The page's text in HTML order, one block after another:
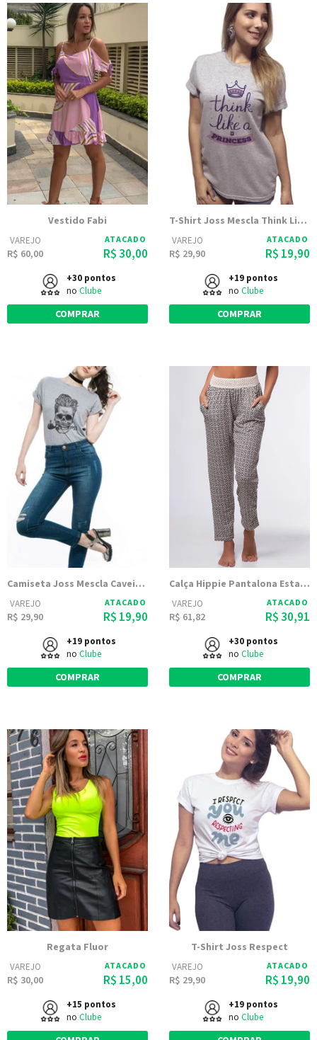
Vestido Fabi
VAREJO
R$ 60,00
ATACADO
R$ 30,00
+30 pontos
no Clube
COMPRAR
T-Shirt Joss Mescla Think Like a Pricess
VAREJO
R$ 29,90
ATACADO
R$ 19,90
+19 pontos
no Clube
COMPRAR
Camiseta Joss Mescla Caveira Charuto
VAREJO
R$ 29,90
ATACADO
R$ 19,90
+19 pontos
no Clube
COMPRAR
Calça Hippie Pantalona Estampada | 2305
VAREJO
R$ 61,82
ATACADO
R$ 30,91
+30 pontos
no Clube
COMPRAR
Regata Fluor
VAREJO
R$ 30,00
ATACADO
R$ 15,00
+15 pontos
no Clube
T-Shirt Joss Respect
VAREJO
R$ 29,90
ATACADO
R$ 19,90
+19 pontos
no Clube